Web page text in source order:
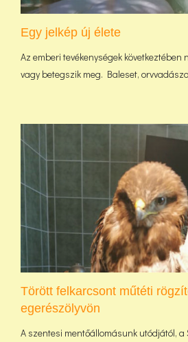
Egy jelkép új élete
Az emberi tevékenységek
vagy betegszik meg. Baleset,
Törött felkarcsont műtéti
egerészölyvön
A szentesi mentőállomásunk utódjától, a